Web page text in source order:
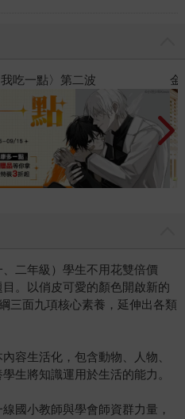
優惠：電子書
二年級）學生不用花雙倍價
。以俏皮可愛的顏色開啟新的
三面九項核心素養，延伸出各類
容生活化，包含動物、人物、
生將知識運用於生活的能力。
國小教師與學會師資群力量，